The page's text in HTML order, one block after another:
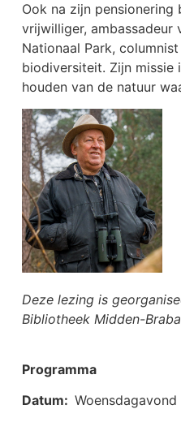
Ook na zijn
vrijwilliger, ambassadeur
Nationaal Park,
biodiversiteit. Zijn missie
houden van de natuur
Deze lezing is
Bibliotheek Midden-
Programma
Datum: